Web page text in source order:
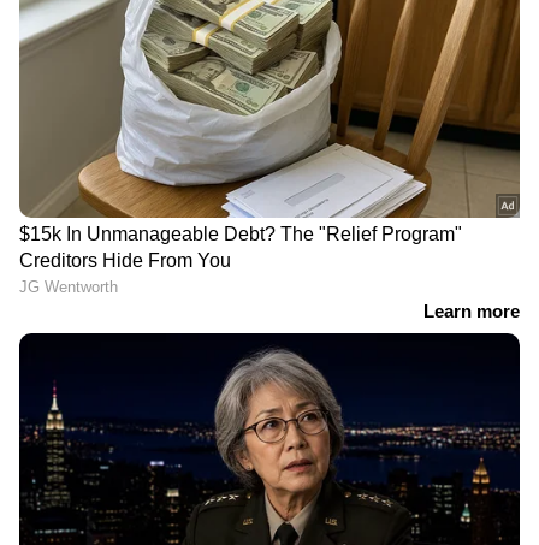
Related Articles
ഇറാൻ നേതൃത്വത്തിൽ വിള്ളൽ?
യുദ്ധത്തിന്റെ ദിശയിലും നേതൃത്വത്തെ
ചൊല്ലിയും ഭിന്നിപ്പെന്ന് സൂചന
28 വർഷത്തിനിടയിലെ ശക്തമായ പ്രളയം,
ആളൊഴിഞ്ഞ വീടുകൾ താവളമാക്കി
മുതലകൾ, മുന്നറിയിപ്പുമായി പൊലീസ്